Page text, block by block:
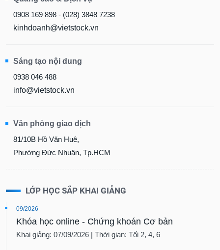
0908 169 898 - (028) 3848 7238
kinhdoanh@vietstock.vn
Sáng tạo nội dung
0938 046 488
info@vietstock.vn
Văn phòng giao dịch
81/10B Hồ Văn Huê,
Phường Đức Nhuận, Tp.HCM
LỚP HỌC SẮP KHAI GIẢNG
09/2026
Khóa học online - Chứng khoán Cơ bản
Khai giảng: 07/09/2026 | Thời gian: Tối 2, 4, 6